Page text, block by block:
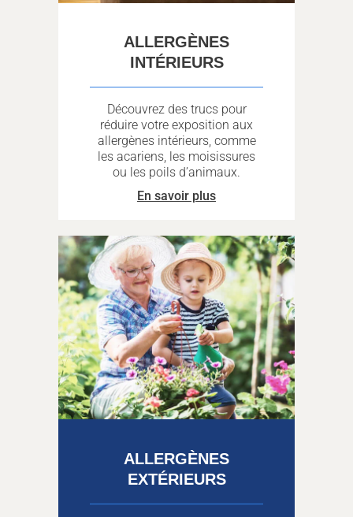
ALLERGÈNES
INTÉRIEURS
Découvrez des trucs pour
réduire votre exposition aux
allergènes intérieurs, comme
les acariens, les moisissures
ou les poils d’animaux.
En savoir plus
ALLERGÈNES
EXTÉRIEURS